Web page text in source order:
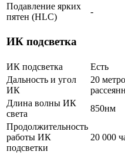
Подавление ярких
пятен (HLC)
-
ИК подсветка
ИК подсветка
Есть
Дальность и угол
ИК
20
Длина волны ИК
света
850нм
Продолжительность
работы ИК
подсветки
20 000